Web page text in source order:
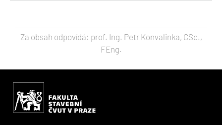
Za obsah odpovídá: prof. Ing. Petr Konvalinka, CSc.,
FEng.